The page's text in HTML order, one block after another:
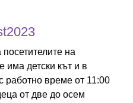
на
има детски кът и в
работно време от 11:00
от две до осем